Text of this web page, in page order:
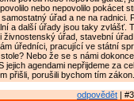
nebo nepovolilo pokácet
úřad a ne na radnici.
a další úřady jsou taky zvlášť.
živnostenský úřad, stavební
úředníci, pracující ve státní
Nebo že se s námi
jejich agendami nepřijdeme za
přišli, porušili bychom tím zákon.
odpovědět |